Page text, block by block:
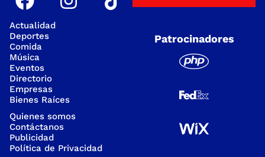
Actualidad
Deportes
Comida
Música
Eventos
Directorio
Empresas
Bienes Raíces
Quienes somos
Contáctanos
Publicidad
Política de Privacidad
Patrocinadores